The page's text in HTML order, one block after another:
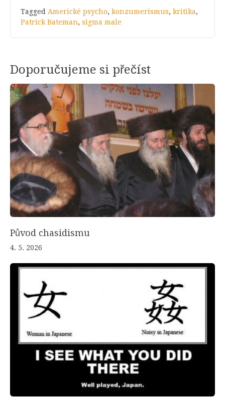
Tagged Americké psycho, konzumerismus, kritika,
Patrick Bateman, sigma male
Doporučujeme si přečíst
Původ chasidismu
4. 5. 2026